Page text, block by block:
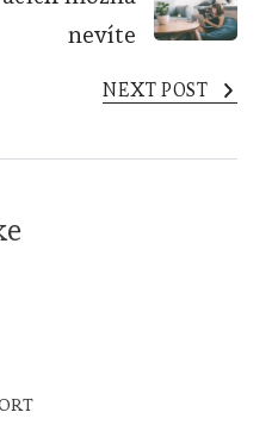
nevíte
NEXT POST